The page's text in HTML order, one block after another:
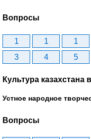
Вопросы
1 1 1
3
4 5
Культура казахстана
Устное народное
Вопросы